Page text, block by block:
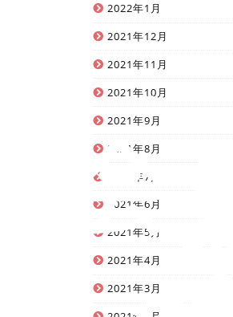
2022年1月
2021年12月
2021年11月
2021年10月
2021年9月
2021年8月
2021年7月
2021年6月
2021年5月
2021年4月
2021年3月
人生を変えるパートナー探しを
会員